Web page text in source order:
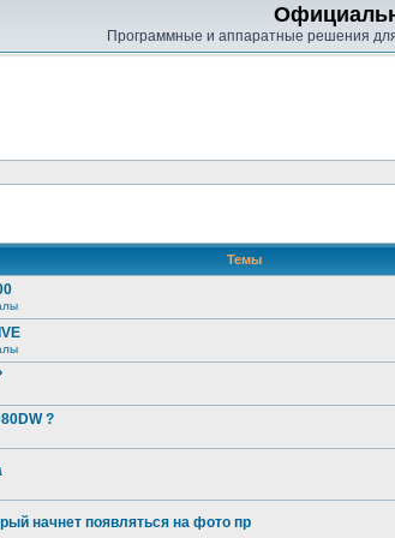
Программные и аппаратные решения
Темы
?
начнет появляться на фото пр